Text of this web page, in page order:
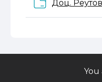
Доц.
You